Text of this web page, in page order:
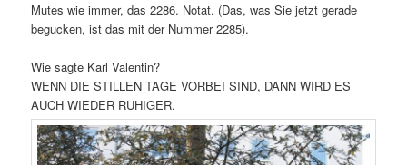
Mutes wie immer, das 2286. Notat. (Das, was Sie jetzt gerade
begucken, ist das mit der Nummer 2285).
Wie sagte Karl Valentin?
WENN DIE STILLEN TAGE VORBEI SIND, DANN WIRD ES
AUCH WIEDER RUHIGER.